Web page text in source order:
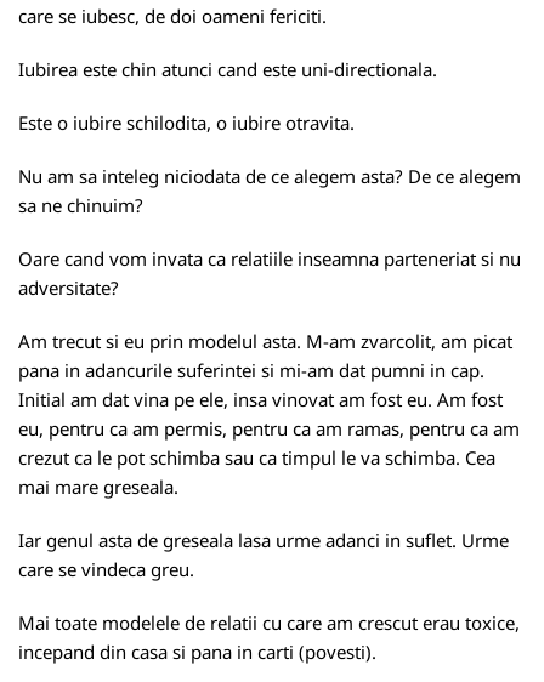
care se iubesc, de doi oameni fericiti.
Iubirea este chin atunci cand este uni-directionala.
Este o iubire schilodita, o iubire otravita.
Nu am sa inteleg niciodata de ce alegem asta? De ce alegem
sa ne chinuim?
Oare cand vom invata ca relatiile inseamna parteneriat si nu
adversitate?
Am trecut si eu prin modelul asta. M-am zvarcolit, am picat
pana in adancurile suferintei si mi-am dat pumni in cap.
Initial am dat vina pe ele, insa vinovat am fost eu. Am fost
eu, pentru ca am permis, pentru ca am ramas, pentru ca am
crezut ca le pot schimba sau ca timpul le va schimba. Cea
mai mare greseala.
Iar genul asta de greseala lasa urme adanci in suflet. Urme
care se vindeca greu.
Mai toate modelele de relatii cu care am crescut erau toxice,
incepand din casa si pana in carti (povesti).